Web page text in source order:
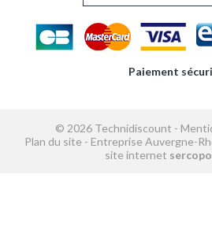
Paiement
© 2026 Technidiscount -
Plan du site - Entreprise Auvergne-
site internet